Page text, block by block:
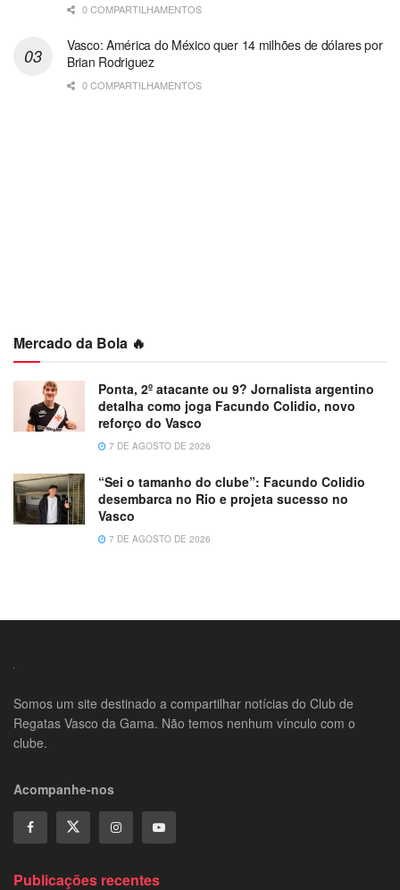
0 COMPARTILHAMENTOS
Vasco: América do México quer 14 milhões de dólares por
Brian Rodriguez
0 COMPARTILHAMENTOS
Mercado da Bola 🔥
Ponta, 2º atacante ou 9? Jornalista argentino
detalha como joga Facundo Colidio, novo
reforço do Vasco
7 DE AGOSTO DE 2026
“Sei o tamanho do clube”: Facundo Colidio
desembarca no Rio e projeta sucesso no
Vasco
7 DE AGOSTO DE 2026
Somos um site destinado a compartilhar notícias do Club de
Regatas Vasco da Gama. Não temos nenhum vínculo com o
clube.
Acompanhe-nos
Publicações recentes